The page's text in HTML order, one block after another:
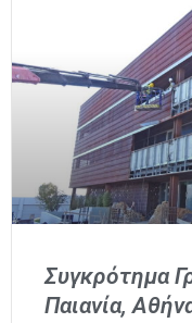
Συγκρότημα
Παιανία,